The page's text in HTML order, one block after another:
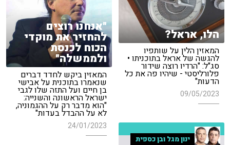
הלו, אראל?
המאזין הלין על שותפיו
להגשה של אראל בתוכניתו •
סג"ל: "הרדיו רוצה שידור
פלורליסטי - שיהיו פה את כל
הדעות"
09/05/2023
"אנחנו רוצים
להחזיר את מוקדי
הכוח לכנסת
ולממשלה"
המאזין ביקש לחדד דברים
שנאמרו בתוכנית על אבישי
בן חיים ועל התזה שלו לגבי
ישראל הראשונה והשנייה:
"הוא מדבר רק על ההגמוניה,
לא על ההבדל בעדות"
24/01/2023
ינון מגל ובן כספית